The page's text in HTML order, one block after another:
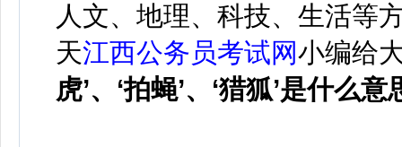
人文、地理、科技、生活等
天江西公务员考试网小编给
虎’、 ‘拍蝇’、 ‘猎狐’是什么意